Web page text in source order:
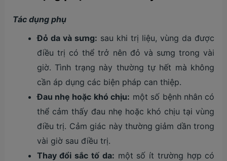
Tác dụng phụ
Đỏ da và sưng: sau khi trị liệu, vùng da được
điều trị có thể trở nên đỏ và sưng trong vài
giờ. Tình trạng này thường tự hết mà không
cần áp dụng các biện pháp can thiệp.
Đau nhẹ hoặc khó chịu: một số bệnh nhân có
thể cảm thấy đau nhẹ hoặc khó chịu tại vùng
điều trị. Cảm giác này thường giảm dần trong
vài giờ sau điều trị​​.
Thay đổi sắc tố da: một số ít trường hợp có